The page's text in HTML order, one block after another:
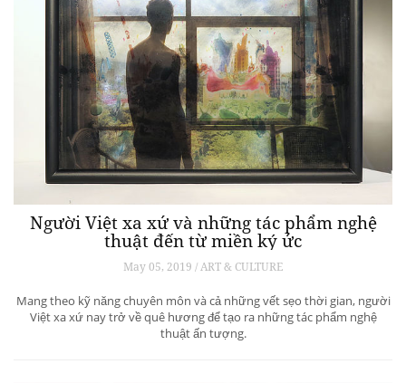
Người Việt xa xứ và những tác phẩm nghệ
thuật đến từ miền ký ức
May 05, 2019 / ART & CULTURE
Mang theo kỹ năng chuyên môn và cả những vết sẹo thời gian, người
Việt xa xứ nay trở về quê hương để tạo ra những tác phẩm nghệ
thuật ấn tượng.